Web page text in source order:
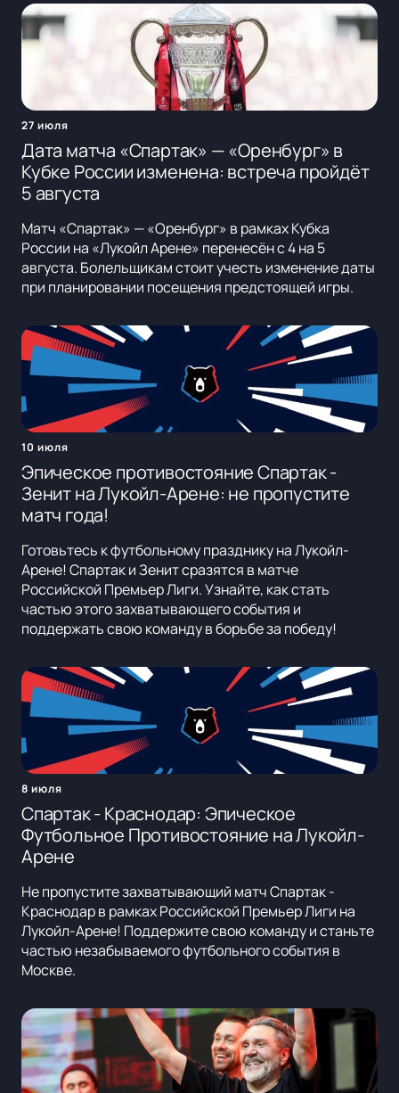
27 июля
Дата матча «Спартак» — «Оренбург» в
Кубке России изменена: встреча пройдёт
5 августа
Матч «Спартак» — «Оренбург» в рамках Кубка
России на «Лукойл Арене» перенесён с 4 на 5
августа. Болельщикам стоит учесть изменение даты
при планировании посещения предстоящей игры.
10 июля
Эпическое противостояние Спартак -
Зенит на Лукойл-Арене: не пропустите
матч года!
Готовьтесь к футбольному празднику на Лукойл-
Арене! Спартак и Зенит сразятся в матче
Российской Премьер Лиги. Узнайте, как стать
частью этого захватывающего события и
поддержать свою команду в борьбе за победу!
8 июля
Спартак - Краснодар: Эпическое
Футбольное Противостояние на Лукойл-
Арене
Не пропустите захватывающий матч Спартак -
Краснодар в рамках Российской Премьер Лиги на
Лукойл-Арене! Поддержите свою команду и станьте
частью незабываемого футбольного события в
Москве.